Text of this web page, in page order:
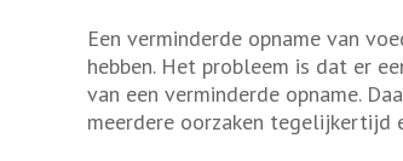
Een verminderde opname van
hebben. Het probleem is dat er
van een verminderde opname.
meerdere oorzaken tegelijkertijd